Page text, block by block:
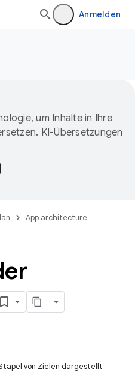
Anmelden
um Inhalte in Ihre
KI-Übersetzungen
App architecture
von Zielen dargestellt